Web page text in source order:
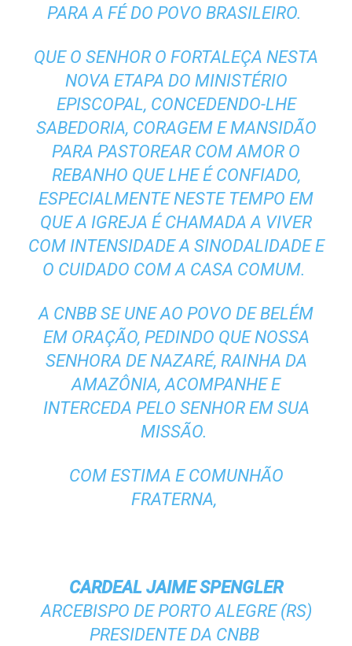
PARA A FÉ DO POVO BRASILEIRO.
QUE O SENHOR O FORTALEÇA NESTA
NOVA ETAPA DO MINISTÉRIO
EPISCOPAL, CONCEDENDO-LHE
SABEDORIA, CORAGEM E MANSIDÃO
PARA PASTOREAR COM AMOR O
REBANHO QUE LHE É CONFIADO,
ESPECIALMENTE NESTE TEMPO EM
QUE A IGREJA É CHAMADA A VIVER
COM INTENSIDADE A SINODALIDADE E
O CUIDADO COM A CASA COMUM.
A CNBB SE UNE AO POVO DE BELÉM
EM ORAÇÃO, PEDINDO QUE NOSSA
SENHORA DE NAZARÉ, RAINHA DA
AMAZÔNIA, ACOMPANHE E
INTERCEDA PELO SENHOR EM SUA
MISSÃO.
COM ESTIMA E COMUNHÃO
FRATERNA,
CARDEAL JAIME SPENGLER
ARCEBISPO DE PORTO ALEGRE (RS)
PRESIDENTE DA CNBB